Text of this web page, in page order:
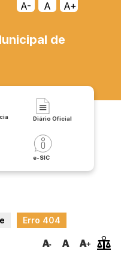
A- A A+
de
Diário Oficial
e-SIC
Erro 404